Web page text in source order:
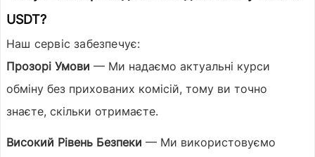
USDT?
Наш сервіс забезпечує:
Прозорі Умови — Ми надаємо актуальні курси
обміну без прихованих комісій, тому ви точно
знаєте, скільки отримаєте.
Високий Рівень Безпеки — Ми використовуємо